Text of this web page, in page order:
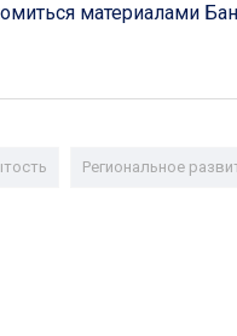
материалами
Региональное